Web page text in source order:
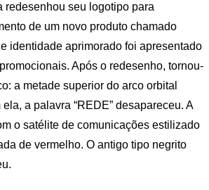
redesenhou seu logotipo para
de um novo produto chamado
identidade aprimorado foi apresentado
Após o redesenho, tornou-
a metade superior do arco orbital
a palavra “REDE” desapareceu. A
o satélite de comunicações estilizado
de vermelho. O antigo tipo negrito